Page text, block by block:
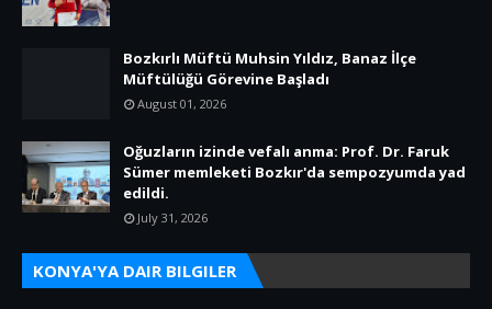
Bozkırlı Müftü Muhsin Yıldız, Banaz İlçe
Müftülüğü Görevine Başladı
August 01, 2026
Oğuzların izinde vefalı anma: Prof. Dr. Faruk
Sümer memleketi Bozkır'da sempozyumda yad
edildi.
July 31, 2026
KONYA'YA DAIR BILGILER